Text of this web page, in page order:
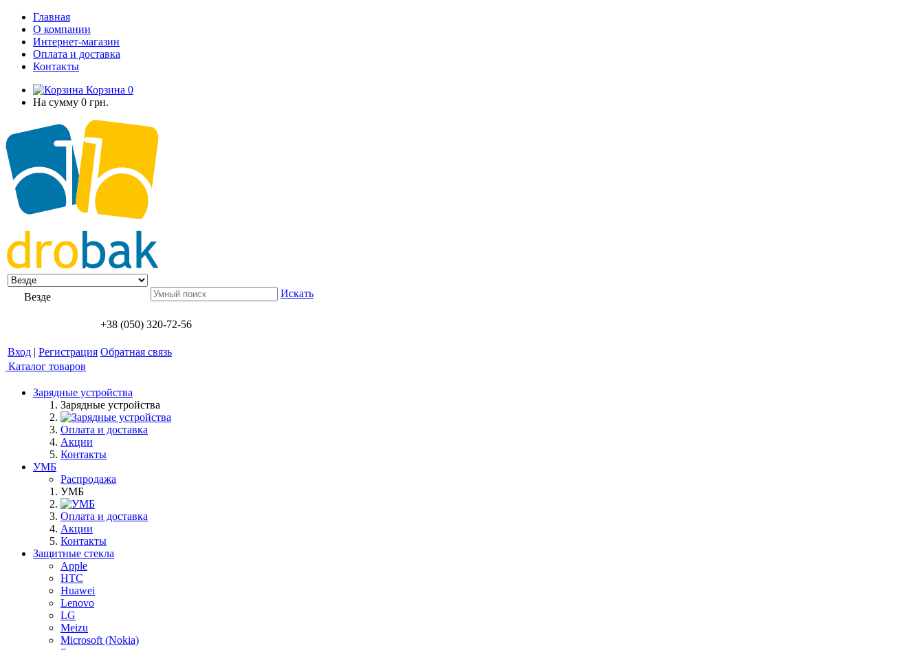
Главная
О компании
Интернет-магазин
Оплата и доставка
Контакты
Корзина 0
На сумму 0 грн.
Везде Искать
+38 (050) 320-72-56
Вход | Регистрация Обратная связь
Каталог товаров
Зарядные устройства
Зарядные устройства
Оплата и доставка
Акции
Контакты
УМБ
Распродажа
УМБ
Оплата и доставка
Акции
Контакты
Защитные стекла
Apple
HTC
Huawei
Lenovo
LG
Meizu
Microsoft (Nokia)